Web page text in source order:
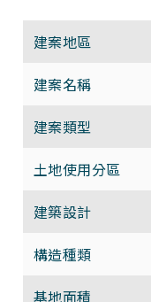
建案地區
建案名稱
建案類型
土地使用分區
建築設計
構造種類
基地面積